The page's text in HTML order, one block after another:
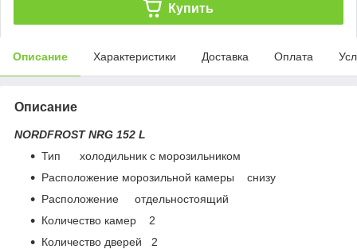
Купить
Описание Характеристики Доставка Оплата
Описание
NORDFROST NRG 152 L
Тип холодильник с морозильником
Расположение морозильной камеры снизу
Расположение отдельностоящий
Количество камер 2
Количество дверей 2